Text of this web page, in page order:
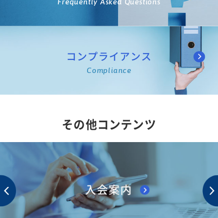
コンプライアンス
Compliance
その他コンテンツ